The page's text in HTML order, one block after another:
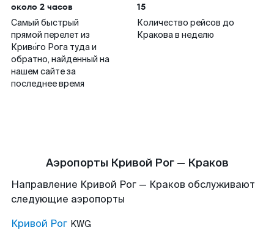
около 2 часов
Самый быстрый
прямой перелет из
Криво́го Рога туда и
обратно, найденный на
нашем сайте за
последнее время
15
Количество рейсов до
Кракова в неделю
Аэропорты Кривой Рог — Краков
Направление Кривой Рог — Краков обслуживают
следующие аэропорты
Кривой Рог KWG